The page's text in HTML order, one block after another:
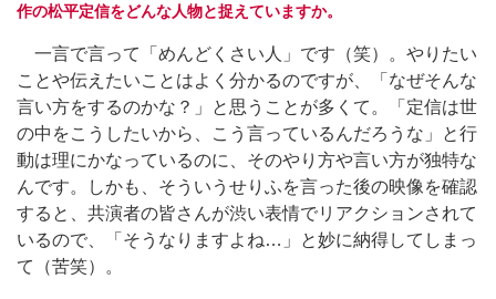
作の松平定信をどんな人物と捉えていますか。
一言で言って「めんどくさい人」です（笑）。やりたい
ことや伝えたいことはよく分かるのですが、「なぜそんな
言い方をするのかな？」と思うことが多くて。「定信は世
の中をこうしたいから、こう言っているんだろうな」と行
動は理にかなっているのに、そのやり方や言い方が独特な
んです。しかも、そういうせりふを言った後の映像を確認
すると、共演者の皆さんが渋い表情でリアクションされて
いるので、「そうなりますよね…」と妙に納得してしまっ
て（苦笑）。